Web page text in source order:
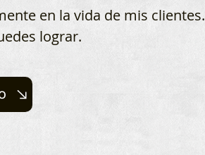
en la vida de mis clientes.
lograr.